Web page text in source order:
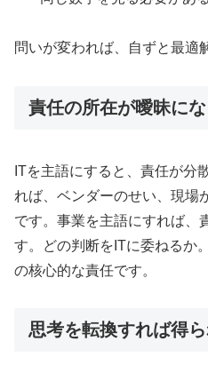
問いが変われば、自ずと最適
責任の所在が曖昧に
ITを主語にすると、責任が分
れば、ベンダーのせい、現場
です。事業を主語にすれば、
す。どの判断をITに委ねるか
の核心的な責任です。
思考を転換すれば得